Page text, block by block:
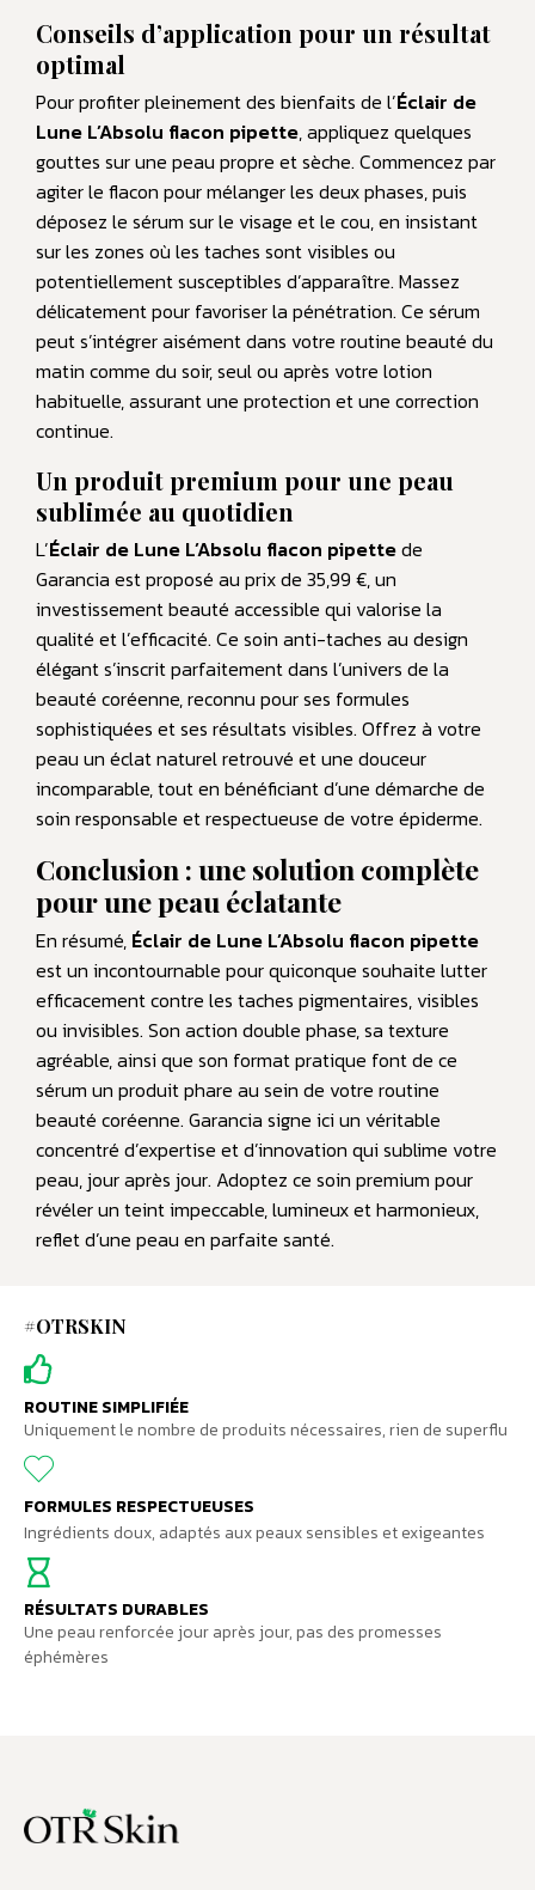
Conseils d’application pour un résultat
optimal
Pour profiter pleinement des bienfaits de l’Éclair de
Lune L’Absolu flacon pipette, appliquez quelques
gouttes sur une peau propre et sèche. Commencez par
agiter le flacon pour mélanger les deux phases, puis
déposez le sérum sur le visage et le cou, en insistant
sur les zones où les taches sont visibles ou
potentiellement susceptibles d’apparaître. Massez
délicatement pour favoriser la pénétration. Ce sérum
peut s’intégrer aisément dans votre routine beauté du
matin comme du soir, seul ou après votre lotion
habituelle, assurant une protection et une correction
continue.
Un produit premium pour une peau
sublimée au quotidien
L’Éclair de Lune L’Absolu flacon pipettede
Garancia est proposé au prix de 35,99 €, un
investissement beauté accessible qui valorise la
qualité et l’efficacité. Ce soin anti-taches au design
élégant s’inscrit parfaitement dans l’univers de la
beauté coréenne, reconnu pour ses formules
sophistiquées et ses résultats visibles. Offrez à votre
peau un éclat naturel retrouvé et une douceur
incomparable, tout en bénéficiant d’une démarche de
soin responsable et respectueuse de votre épiderme.
Conclusion : une solution complète
pour une peau éclatante
En résumé, Éclair de Lune L’Absolu flacon pipette
est un incontournable pour quiconque souhaite lutter
efficacement contre les taches pigmentaires, visibles
ou invisibles. Son action double phase, sa texture
agréable, ainsi que son format pratique font de ce
sérum un produit phare au sein de votre routine
beauté coréenne. Garancia signe ici un véritable
concentré d’expertise et d’innovation qui sublime votre
peau, jour après jour. Adoptez ce soin premium pour
révéler un teint impeccable, lumineux et harmonieux,
reflet d’une peau en parfaite santé.
#OTRSKIN
ROUTINE SIMPLIFIÉE
Uniquement le nombre de produits nécessaires, rien de superflu
FORMULES RESPECTUEUSES
Ingrédients doux, adaptés aux peaux sensibles et exigeantes
RÉSULTATS DURABLES
Une peau renforcée jour après jour, pas des promesses
éphémères